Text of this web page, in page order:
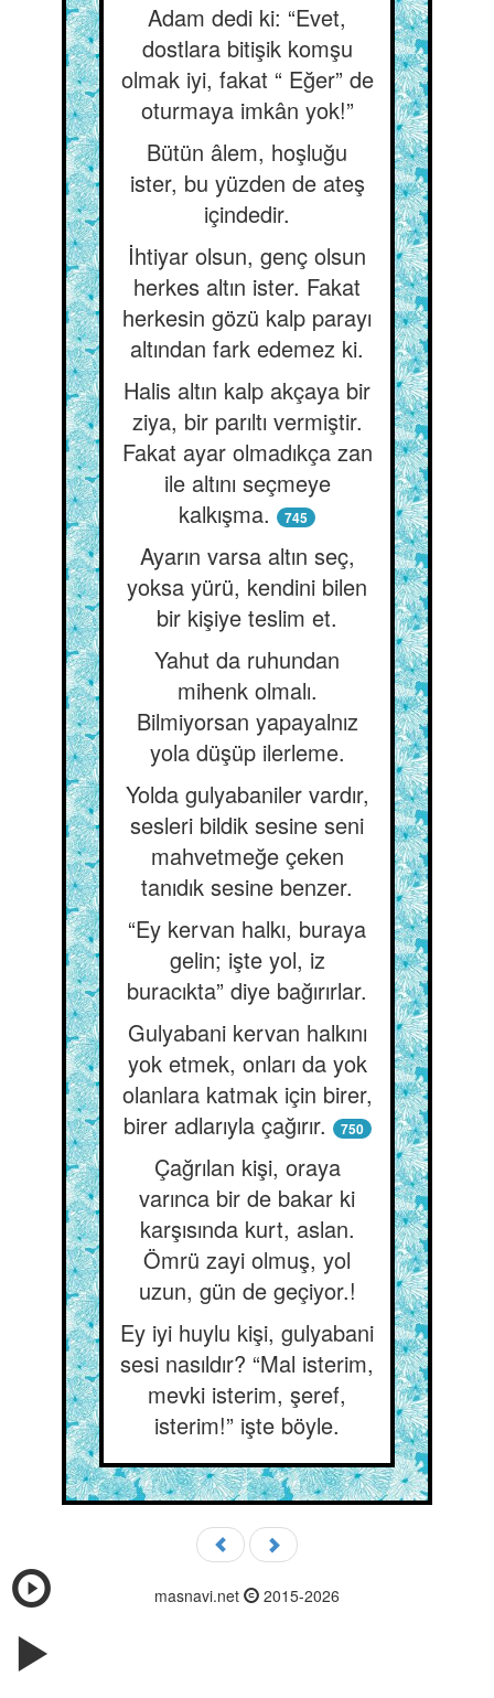
Adam dedi ki: “Evet,
dostlara bitişik komşu
olmak iyi, fakat “ Eğer” de
oturmaya imkân yok!”
Bütün âlem, hoşluğu
ister, bu yüzden de ateş
içindedir.
İhtiyar olsun, genç olsun
herkes altın ister. Fakat
herkesin gözü kalp parayı
altından fark edemez ki.
Halis altın kalp akçaya bir
ziya, bir parıltı vermiştir.
Fakat ayar olmadıkça zan
ile altını seçmeye
kalkışma.
745
Ayarın varsa altın seç,
yoksa yürü, kendini bilen
bir kişiye teslim et.
Yahut da ruhundan
mihenk olmalı.
Bilmiyorsan yapayalnız
yola düşüp ilerleme.
Yolda gulyabaniler vardır,
sesleri bildik sesine seni
mahvetmeğe çeken
tanıdık sesine benzer.
“Ey kervan halkı, buraya
gelin; işte yol, iz
buracıkta” diye bağırırlar.
Gulyabani kervan halkını
yok etmek, onları da yok
olanlara katmak için birer,
birer adlarıyla çağırır.
750
Çağrılan kişi, oraya
varınca bir de bakar ki
karşısında kurt, aslan.
Ömrü zayi olmuş, yol
uzun, gün de geçiyor.!
Ey iyi huylu kişi, gulyabani
sesi nasıldır? “Mal isterim,
mevki isterim, şeref,
isterim!” işte böyle.
masnavi.net 2015-2026